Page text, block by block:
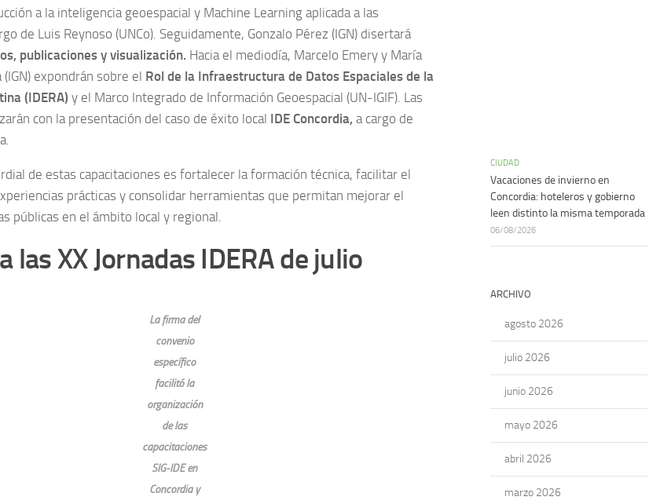
a la inteligencia geoespacial y Machine Learning aplicada a las
de Luis Reynoso (UNCo). Seguidamente, Gonzalo Pérez (IGN) disertará
publicaciones y visualización. Hacia el mediodía, Marcelo Emery y María
(IGN) expondrán sobre el Rol de la Infraestructura de Datos Espaciales de la
(IDERA) y el Marco Integrado de Información Geoespacial (UN-IGIF). Las
con la presentación del caso de éxito local IDE Concordia, a cargo de
de estas capacitaciones es fortalecer la formación técnica, facilitar el
prácticas y consolidar herramientas que permitan mejorar el
públicas en el ámbito local y regional.
las XX Jornadas IDERA de julio
La firma del
convenio
específico
facilitó la
organización
de las
capacitaciones
SIG-IDE en
Concordia y
CIUDAD
Vacaciones de invierno en
Concordia: hoteleros y gobierno
leen distinto la misma temporada
06/08/2026
ARCHIVO
agosto 2026
julio 2026
junio 2026
mayo 2026
abril 2026
marzo 2026